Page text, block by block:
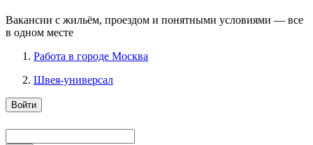
Вакансии с жильём, проездом и понятными условиями — все
в одном месте
Работа в городе Москва
Швея-универсал
Войти